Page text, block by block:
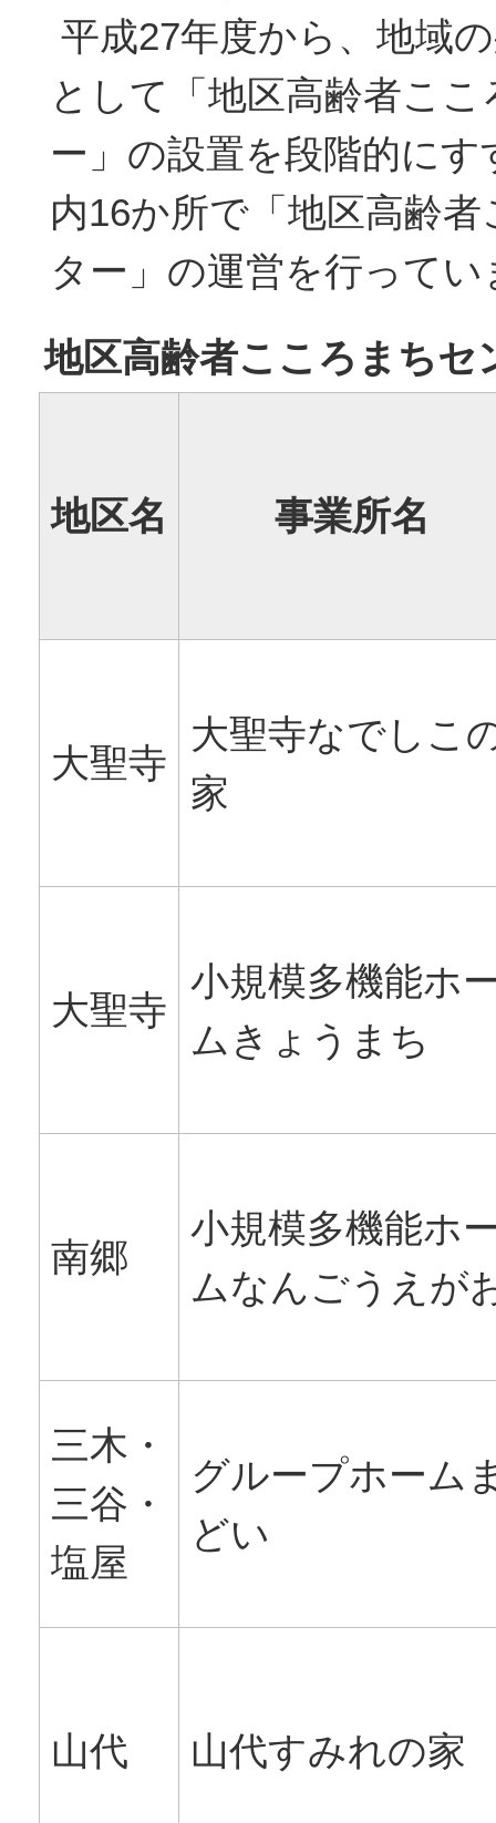
平成27年度から、地域
として「地区高齢者こ
ー」の設置を段階的に
内16か所で「地区高齢
ター」の運営を行ってい
地区高齢者こころまちセ
地区名 事業所名
大聖寺
大聖寺なでしこ
家
大聖寺
小規模多機能ホ
ムきょうまち
南郷
小規模多機能ホ
ムなんごうえが
三木・
三谷・
塩屋
グループホーム
どい
山代 山代すみれの家